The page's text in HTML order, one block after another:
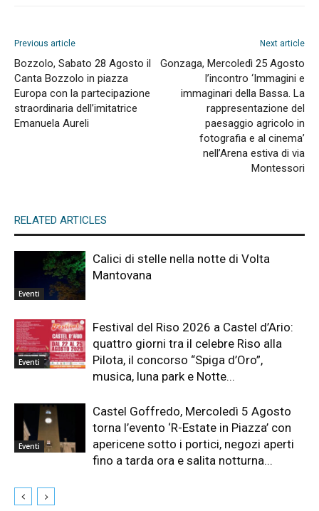
Previous article
Bozzolo, Sabato 28 Agosto il
Canta Bozzolo in piazza
Europa con la partecipazione
straordinaria dell’imitatrice
Emanuela Aureli
Next article
Gonzaga, Mercoledì 25 Agosto
l’incontro ‘Immagini e
immaginari della Bassa. La
rappresentazione del
paesaggio agricolo in
fotografia e al cinema’
nell’Arena estiva di via
Montessori
RELATED ARTICLES
Eventi
Calici di stelle nella notte di Volta
Mantovana
Eventi
Festival del Riso 2026 a Castel d’Ario:
quattro giorni tra il celebre Riso alla
Pilota, il concorso “Spiga d’Oro”,
musica, luna park e Notte...
Eventi
Castel Goffredo, Mercoledì 5 Agosto
torna l’evento ‘R-Estate in Piazza’ con
apericene sotto i portici, negozi aperti
fino a tarda ora e salita notturna...